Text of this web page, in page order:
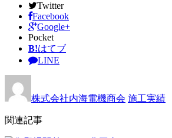
Twitter
Facebook
Google+
Pocket
B!はてブ
LINE
株式会社内海電機商会 施工実績
関連記事